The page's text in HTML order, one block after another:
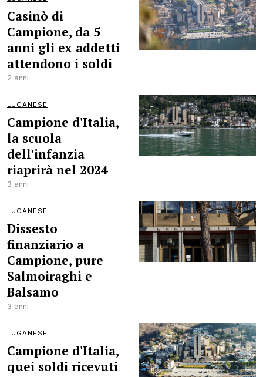
Casinò di
Campione, da 5
anni gli ex addetti
attendono i soldi
2 anni
LUGANESE
Campione d'Italia,
la scuola
dell'infanzia
riaprirà nel 2024
3 anni
LUGANESE
Dissesto
finanziario a
Campione, pure
Salmoiraghi e
Balsamo
3 anni
LUGANESE
Campione d'Italia,
quei soldi ricevuti